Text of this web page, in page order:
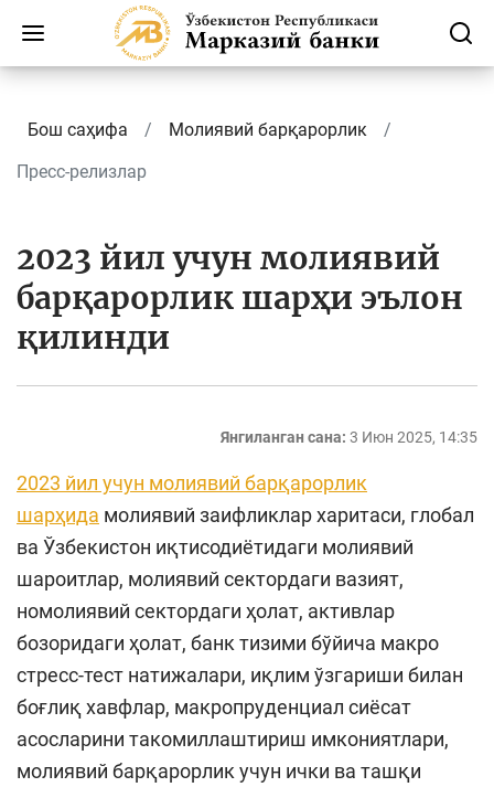
Бош саҳифа
Молиявий барқарорлик
Пресс-релизлар
2023 йил учун молиявий
барқарорлик шарҳи эълон
қилинди
Янгиланган сана: 3 Июн 2025, 14:35
2023 йил учун молиявий барқарорлик
шарҳида молиявий заифликлар харитаси, глобал
ва Ўзбекистон иқтисодиётидаги молиявий
шароитлар, молиявий сектордаги вазият,
номолиявий сектордаги ҳолат, активлар
бозоридаги ҳолат, банк тизими бўйича макро
стресс-тест натижалари, иқлим ўзгариши билан
боғлиқ хавфлар, макропруденциал сиёсат
асосларини такомиллаштириш имкониятлари,
молиявий барқарорлик учун ички ва ташқи